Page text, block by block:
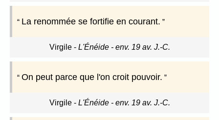
La renommée se fortifie en courant.
Virgile- L'Énéide - env. 19 av. J.-C.
On peut parce que l'on croit pouvoir.
Virgile- L'Énéide - env. 19 av. J.-C.